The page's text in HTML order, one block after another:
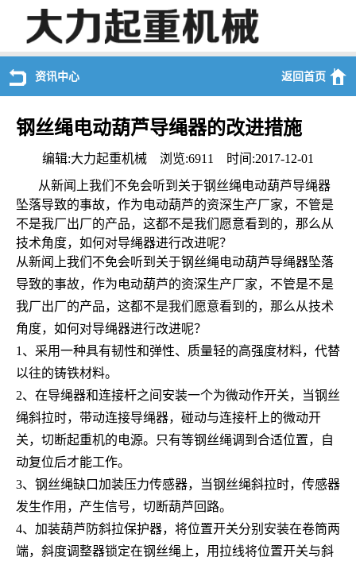
资讯中心 返回首页
钢丝绳电动葫芦导绳器的改进措施
编辑:大力起重机械 浏览:6911 时间:2017-12-01
从新闻上我们不免会听到关于钢丝绳电动葫芦导绳器
坠落导致的事故，作为电动葫芦的资深生产厂家，不管是
不是我厂出厂的产品，这都不是我们愿意看到的，那么从
技术角度，如何对导绳器进行改进呢？
从新闻上我们不免会听到关于钢丝绳电动葫芦导绳器坠落
导致的事故，作为电动葫芦的资深生产厂家，不管是不是
我厂出厂的产品，这都不是我们愿意看到的，那么从技术
角度，如何对导绳器进行改进呢？
1、采用一种具有韧性和弹性、质量轻的高强度材料，代替
以往的铸铁材料。
2、在导绳器和连接杆之间安装一个为微动作开关，当钢丝
绳斜拉时，带动连接导绳器，碰动与连接杆上的微动开
关，切断起重机的电源。只有等钢丝绳调到合适位置，自
动复位后才能工作。
3、钢丝绳缺口加装压力传感器，当钢丝绳斜拉时，传感器
发生作用，产生信号，切断葫芦回路。
4、加装葫芦防斜拉保护器，将位置开关分别安装在卷筒两
端，斜度调整器锁定在钢丝绳上，用拉线将位置开关与斜